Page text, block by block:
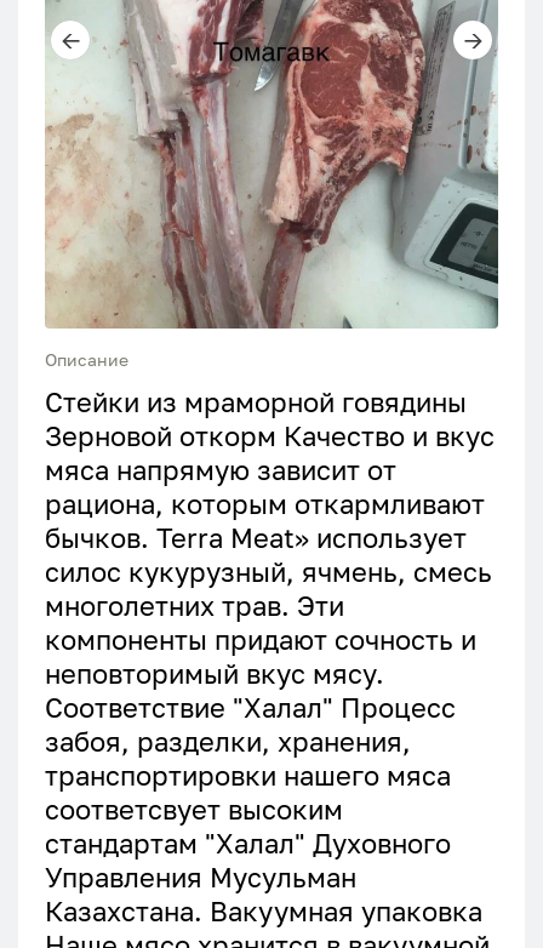
Описание
Стейки из мраморной говядины
Зерновой откорм Качество и вкус
мяса напрямую зависит от
рациона, которым откармливают
бычков. Terra Meat» использует
силос кукурузный, ячмень, смесь
многолетних трав. Эти
компоненты придают сочность и
неповторимый вкус мясу.
Соответствие "Халал" Процесс
забоя, разделки, хранения,
транспортировки нашего мяса
соответсвует высоким
стандартам "Халал" Духовного
Управления Мусульман
Казахстана. Вакуумная упаковка